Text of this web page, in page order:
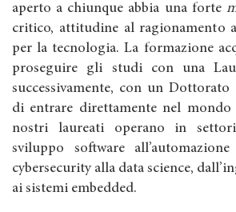
aperto a chiunque abbia una forte
critico, attitudine al ragionamento
per la tecnologia. La formazione
proseguire gli studi con una
successivamente, con un
di entrare direttamente nel
nostri laureati operano in
sviluppo software
cybersecurity alla data science,
ai sistemi embedded.